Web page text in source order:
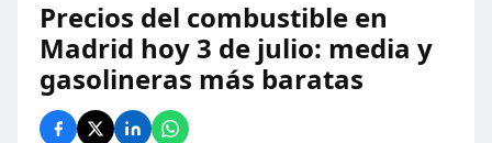
Precios del combustible en
Madrid hoy 3 de julio: media y
gasolineras más baratas